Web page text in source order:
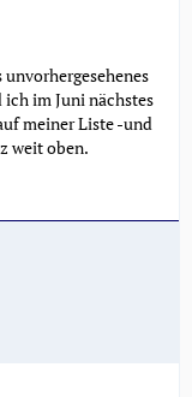
im Juni nächstes
meiner Liste -und
weit oben.